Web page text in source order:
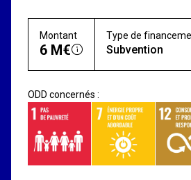
Montant
6 M€
Type de
Subvention
ODD concernés :